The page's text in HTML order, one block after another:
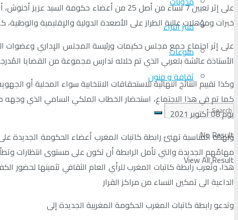
منبر الآراء
منوعات
ثقافة و فنون
No Result
View All Result
على إثر تعيين 7 نساء من أصل 25 من أعضاء
خبرات ومؤهلات عالية الطراز على الأصعدة الدولية والإقليمية
الأستاذة عائشة بلعربي الذي تم خلاله تدارس مجموعة من القضايا
وكذا تقييم النتائج النهائية للاستحقاقات الانتخابية سواء المحلية أو
كما تم في هذا الاجتماع، استحضار الخطاب الملكي السامي الذي وجهه
يوم 08 أكتوبر 2021
وبهذه المناسبة تهنئ رابطة كاتبات المغرب أعضاء الحكومة الجديدة
مهامّهم الجديدة والتي تأمل الرابطة أن تكون على مستوى انتظارات
هذا، وتُعرب رابطة كاتبات المغرب للرأي العام الثقافي تثمينها لحضور
الداعية الى تمكين النساء من مراكز القرار
وتدعو رابطة كاتبات المغرب الحكومة المغربية الجديدة إلى